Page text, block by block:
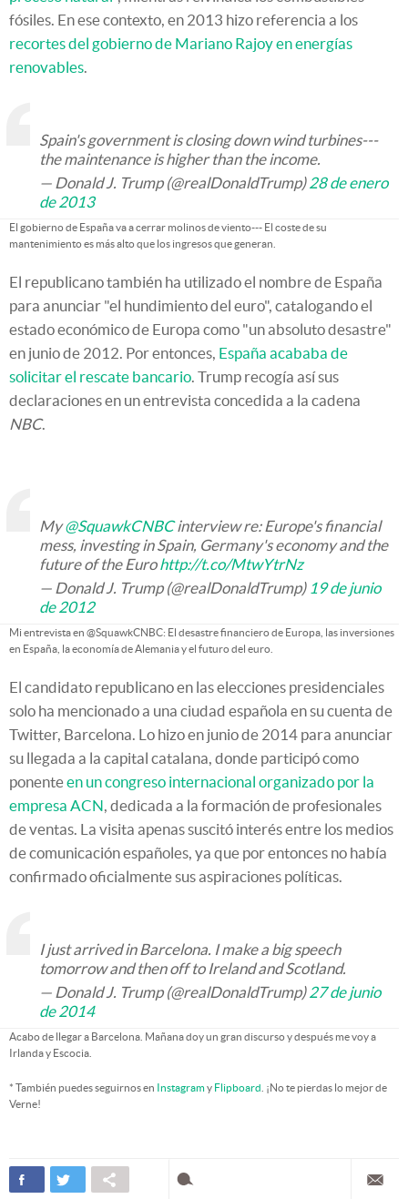
fósiles. En ese contexto, en 2013 hizo referencia a los
recortes del gobierno de Mariano Rajoy en energías
renovables.
Spain's government is closing down wind turbines---
the maintenance is higher than the income.
— Donald J. Trump (@realDonaldTrump)28 de enero
de 2013
El gobierno de España va a cerrar molinos de viento--- El coste de su
mantenimiento es más alto que los ingresos que generan.
El republicano también ha utilizado el nombre de España
para anunciar "el hundimiento del euro", catalogando el
estado económico de Europa como "un absoluto desastre"
en junio de 2012. Por entonces, España acababa de
solicitar el rescate bancario. Trump recogía así sus
declaraciones en un entrevista concedida a la cadena
NBC.
My@SquawkCNBCinterview re: Europe's financial
mess, investing in Spain, Germany's economy and the
future of the Eurohttp://t.co/MtwYtrNz
— Donald J. Trump (@realDonaldTrump) 19 de junio
de 2012
Mi entrevista en @SquawkCNBC: El desastre financiero de Europa, las inversiones
en España, la economía de Alemania y el futuro del euro.
El candidato republicano en las elecciones presidenciales
solo ha mencionado a una ciudad española en su cuenta de
Twitter, Barcelona. Lo hizo en junio de 2014 para anunciar
su llegada a la capital catalana, donde participó como
ponenteen un congreso internacional organizado por la
empresa ACN, dedicada a la formación de profesionales
de ventas. La visita apenas suscitó interés entre los medios
de comunicación españoles, ya que por entonces no había
confirmado oficialmente sus aspiraciones políticas.
I just arrived in Barcelona. I make a big speech
tomorrow and then off to Ireland and Scotland.
— Donald J. Trump (@realDonaldTrump)27 de junio
de 2014
Acabo de llegar a Barcelona. Mañana doy un gran discurso y después me voy a
Irlanda y Escocia.
* También puedes seguirnos en Instagramy Flipboard . ¡No te pierdas lo mejor de
Verne!